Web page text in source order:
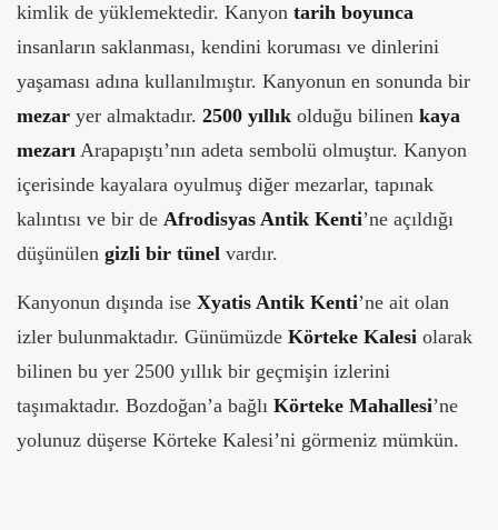
kimlik de yüklemektedir. Kanyon tarih boyunca
insanların saklanması, kendini koruması ve dinlerini
yaşaması adına kullanılmıştır. Kanyonun en sonunda bir
mezar yer almaktadır. 2500 yıllık olduğu bilinen kaya
mezarı Arapapıştı’nın adeta sembolü olmuştur. Kanyon
içerisinde kayalara oyulmuş diğer mezarlar, tapınak
kalıntısı ve bir de Afrodisyas Antik Kenti’ne açıldığı
düşünülen gizli bir tünel vardır.
Kanyonun dışında ise Xyatis Antik Kenti’ne ait olan
izler bulunmaktadır. Günümüzde Körteke Kalesi olarak
bilinen bu yer 2500 yıllık bir geçmişin izlerini
taşımaktadır. Bozdoğan’a bağlı Körteke Mahallesi’ne
yolunuz düşerse Körteke Kalesi’ni görmeniz mümkün.